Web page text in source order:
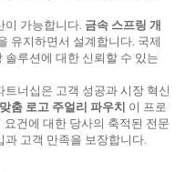
이 가능합니다. 금속 스프링 개
유지하면서 설계합니다. 국제
루션에 대한 신뢰할 수 있는
너십은 고객 성공과 시장 혁신
맞춤 로고 주얼리 파우치 이 프로
건에 대한 당사의 축적된 전문
고객 만족을 보장합니다.